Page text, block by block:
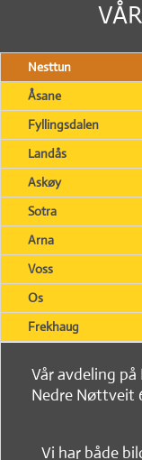
Nesttun
Åsane
Fyllingsdalen
Landås
Askøy
Sotra
Arna
Voss
Os
Frekhaug
Vår avdeling
Nedre Nøttveit
Vi har både